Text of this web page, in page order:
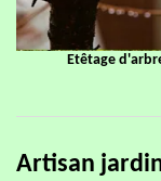
Etêtage
Artisan